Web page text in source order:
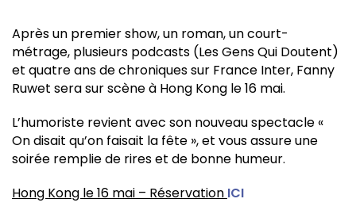
Après un premier show, un roman, un court-
métrage, plusieurs podcasts (Les Gens Qui Doutent)
et quatre ans de chroniques sur France Inter, Fanny
Ruwet sera sur scène à Hong Kong le 16 mai.
L’humoriste revient avec son nouveau spectacle «
On disait qu’on faisait la fête », et vous assure une
soirée remplie de rires et de bonne humeur.
Hong Kong le 16 mai – Réservation ICI